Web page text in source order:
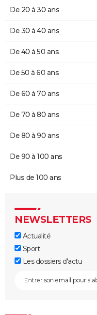
De 20 à 30 ans
De 30 à 40 ans
De 40 à 50 ans
De 50 à 60 ans
De 60 à 70 ans
De 70 à 80 ans
De 80 à 90 ans
De 90 à 100 ans
Plus de 100 ans
NEWSLETTERS
Actualité
Sport
Les dossiers d'actu